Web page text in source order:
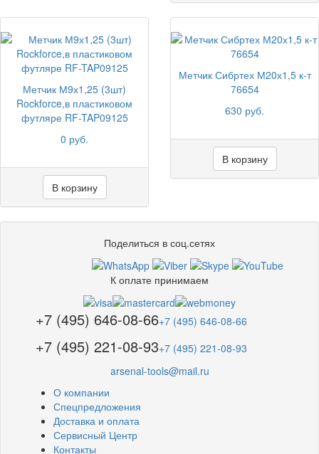
Метчик М9х1,25 (3шт)
Rockforce,в пластиковом
футляре RF-TAP09125
0 руб.
В корзину
Метчик Сибртех М20х1,5 к-т
76654
630 руб.
В корзину
Поделиться в соц.сетях
К оплате принимаем
+7 (495) 646-08-66+7 (495) 646-08-66
+7 (495) 221-08-93+7 (495) 221-08-93
arsenal-tools@mail.ru
О компании
Спецпредложения
Доставка и оплата
Сервисный Центр
Контакты